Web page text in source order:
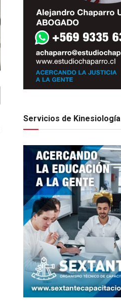
Servicios de Kinesiología